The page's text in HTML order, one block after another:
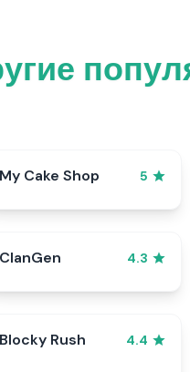
My Cake Shop 5
ClanGen 4.3
Blocky Rush 4.4